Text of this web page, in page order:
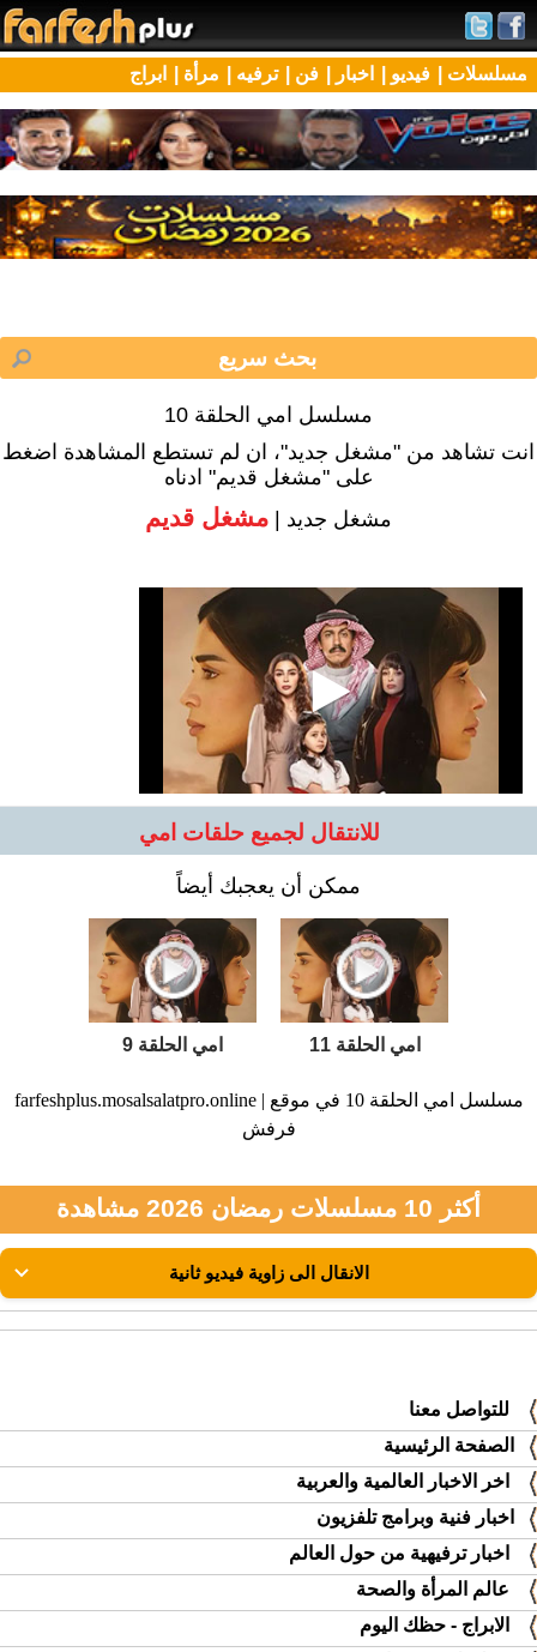
مسلسلات | فيديو | اخبار | فن | ترفيه | مرأة | ابراج
مسلسل امي الحلقة 10
انت تشاهد من "مشغل جديد"، ان لم تستطع المشاهدة اضغط
على "مشغل قديم" ادناه
مشغل جديد | مشغل قديم
للانتقال لجميع حلقات امي
ممكن أن يعجبك أيضاً
امي الحلقة 11 امي الحلقة 9
farfeshplus.mosalsalatpro.online | مسلسل امي الحلقة 10 في موقع
فرفش
أكثر 10 مسلسلات رمضان 2026 مشاهدة
للتواصل معنا
الصفحة الرئيسية
اخر الاخبار العالمية والعربية
اخبار فنية وبرامج تلفزيون
اخبار ترفيهية من حول العالم
عالم المرأة والصحة
الابراج - حظك اليوم